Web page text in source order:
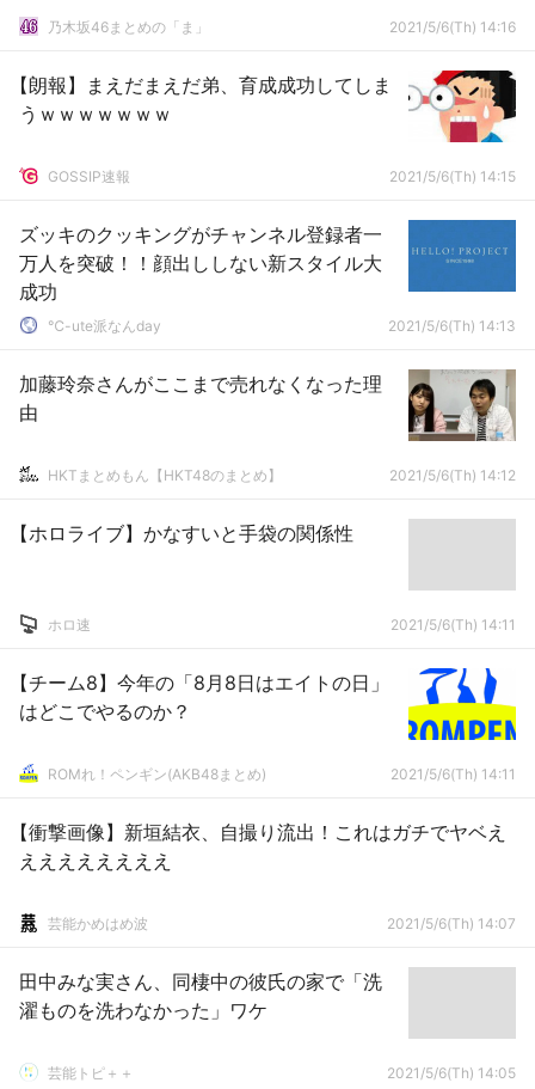
乃木坂46まとめの「ま」 2021/5/6(Th) 14:16
【朗報】まえだまえだ弟、育成成功してしま
うｗｗｗｗｗｗｗ
GOSSIP速報 2021/5/6(Th) 14:15
ズッキのクッキングがチャンネル登録者一
万人を突破！！顔出ししない新スタイル大
成功
℃-ute派なんday 2021/5/6(Th) 14:13
加藤玲奈さんがここまで売れなくなった理
由
HKTまとめもん【HKT48のまとめ】 2021/5/6(Th) 14:12
【ホロライブ】かなすいと手袋の関係性
ホロ速 2021/5/6(Th) 14:11
【チーム8】今年の「8月8日はエイトの日」
はどこでやるのか？
ROMれ！ペンギン(AKB48まとめ) 2021/5/6(Th) 14:11
【衝撃画像】新垣結衣、自撮り流出！これはガチでヤベえ
ええええええええ
芸能かめはめ波 2021/5/6(Th) 14:07
田中みな実さん、同棲中の彼氏の家で「洗
濯ものを洗わなかった」ワケ
芸能トピ＋＋ 2021/5/6(Th) 14:05